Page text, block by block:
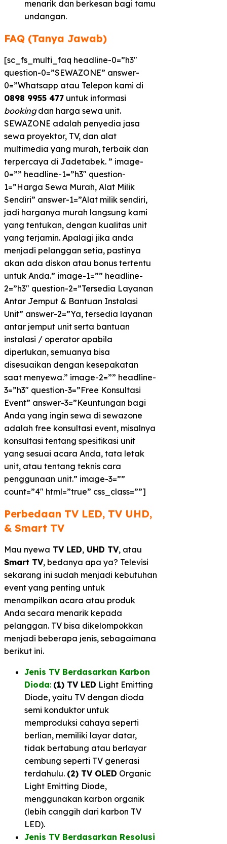
menarik dan berkesan bagi tamu
undangan.
FAQ (Tanya Jawab)
[sc_fs_multi_faq headline-0=”h3″
question-0=”SEWAZONE” answer-
0=”Whatsapp atau Telepon kami di
0898 9955 477 untuk informasi
bookingdan harga sewa unit.
SEWAZONE adalah penyedia jasa
sewa proyektor, TV, dan alat
multimedia yang murah, terbaik dan
terpercaya di Jadetabek. ” image-
0=”” headline-1=”h3″ question-
1=”Harga Sewa Murah, Alat Milik
Sendiri” answer-1=”Alat milik sendiri,
jadi harganya murah langsung kami
yang tentukan, dengan kualitas unit
yang terjamin. Apalagi jika anda
menjadi pelanggan setia, pastinya
akan ada diskon atau bonus tertentu
untuk Anda.” image-1=”” headline-
2=”h3″ question-2=”Tersedia Layanan
Antar Jemput & Bantuan Instalasi
Unit” answer-2=”Ya, tersedia layanan
antar jemput unit serta bantuan
instalasi / operator apabila
diperlukan, semuanya bisa
disesuaikan dengan kesepakatan
saat menyewa.” image-2=”” headline-
3=”h3″ question-3=”Free Konsultasi
Event” answer-3=”Keuntungan bagi
Anda yang ingin sewa di sewazone
adalah free konsultasi event, misalnya
konsultasi tentang spesifikasi unit
yang sesuai acara Anda, tata letak
unit, atau tentang teknis cara
penggunaan unit.” image-3=””
count=”4″ html=”true” css_class=””]
Perbedaan TV LED, TV UHD,
& Smart TV​
Mau nyewa TV LED, UHD TV, atau
Smart TV, bedanya apa ya? Televisi
sekarang ini sudah menjadi kebutuhan
event yang penting untuk
menampilkan acara atau produk
Anda secara menarik kepada
pelanggan. TV bisa dikelompokkan
menjadi beberapa jenis, sebagaimana
berikut ini.
Jenis TV Berdasarkan Karbon
Dioda: (1) TV LED Light Emitting
Diode, yaitu TV dengan dioda
semi konduktor untuk
memproduksi cahaya seperti
berlian, memiliki layar datar,
tidak bertabung atau berlayar
cembung seperti TV generasi
terdahulu. (2) TV OLED Organic
Light Emitting Diode,
menggunakan karbon organik
(lebih canggih dari karbon TV
LED).
Jenis TV Berdasarkan Resolusi